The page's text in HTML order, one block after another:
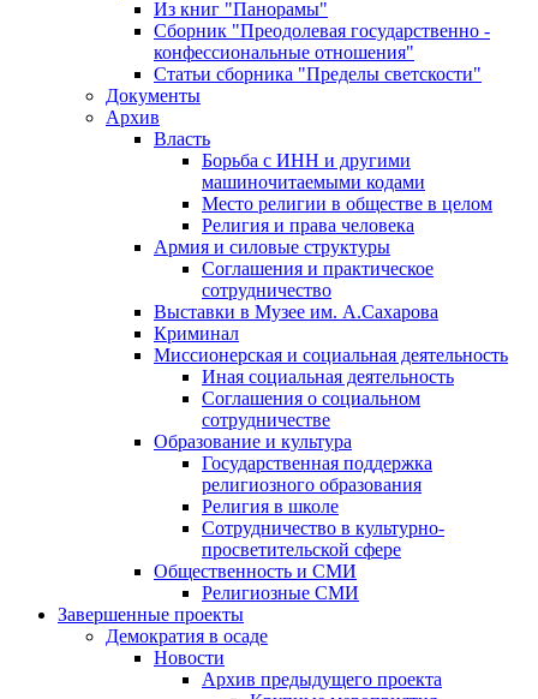
Из книг "Панорамы"
Сборник "Преодолевая государственно -
конфессиональные отношения"
Статьи сборника "Пределы светскости"
Документы
Архив
Власть
Борьба с ИНН и другими
машиночитаемыми кодами
Место религии в обществе в целом
Религия и права человека
Армия и силовые структуры
Соглашения и практическое
сотрудничество
Выставки в Музее им. А.Сахарова
Криминал
Миссионерская и социальная деятельность
Иная социальная деятельность
Соглашения о социальном
сотрудничестве
Образование и культура
Государственная поддержка
религиозного образования
Религия в школе
Сотрудничество в культурно-
просветительской сфере
Общественность и СМИ
Религиозные СМИ
Завершенные проекты
Демократия в осаде
Новости
Архив предыдущего проекта